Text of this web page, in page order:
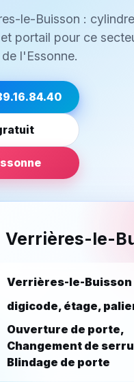
le-Buisson :
portail pour ce
l'Essonne.
Verrières-le-
Verrières-le-Buisson
digicode, étage,
Ouverture de porte,
Changement de
Blindage de porte